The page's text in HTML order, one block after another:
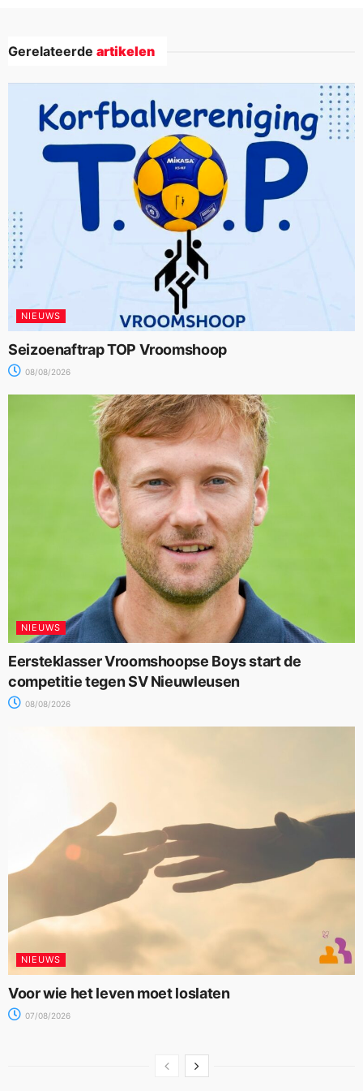
Gerelateerde artikelen
NIEUWS
Seizoenaftrap TOP Vroomshoop
08/08/2026
NIEUWS
Eersteklasser Vroomshoopse Boys start de
competitie tegen SV Nieuwleusen
08/08/2026
NIEUWS
Voor wie het leven moet loslaten
07/08/2026